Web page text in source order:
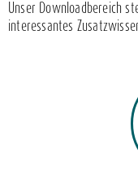
Unser Downloadbereich
interessantes